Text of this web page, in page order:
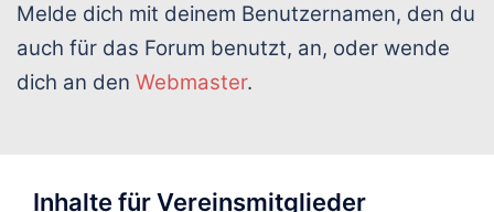
Melde dich mit deinem Benutzernamen, den du
auch für das Forum benutzt, an, oder wende
dich an den Webmaster.
Inhalte für Vereinsmitglieder